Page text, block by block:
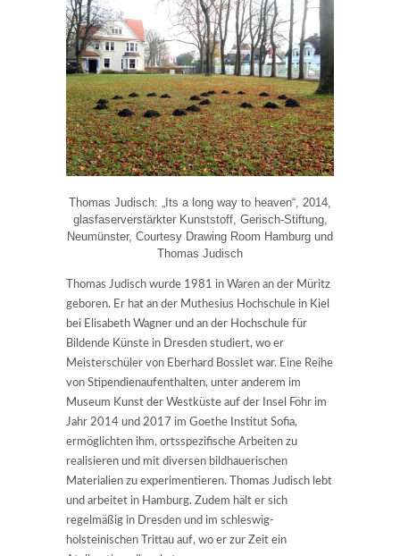
Thomas Judisch: „Its a long way to heaven“, 2014,
glasfaserverstärkter Kunststoff, Gerisch-Stiftung,
Neumünster, Courtesy Drawing Room Hamburg und
Thomas Judisch
Thomas Judisch wurde 1981 in Waren an der Müritz
geboren. Er hat an der Muthesius Hochschule in Kiel
bei Elisabeth Wagner und an der Hochschule für
Bildende Künste in Dresden studiert, wo er
Meisterschüler von Eberhard Bosslet war. Eine Reihe
von Stipendienaufenthalten, unter anderem im
Museum Kunst der Westküste auf der Insel Föhr im
Jahr 2014 und 2017 im Goethe Institut Sofia,
ermöglichten ihm, ortsspezifische Arbeiten zu
realisieren und mit diversen bildhauerischen
Materialien zu experimentieren. Thomas Judisch lebt
und arbeitet in Hamburg. Zudem hält er sich
regelmäßig in Dresden und im schleswig-
holsteinischen Trittau auf, wo er zur Zeit ein